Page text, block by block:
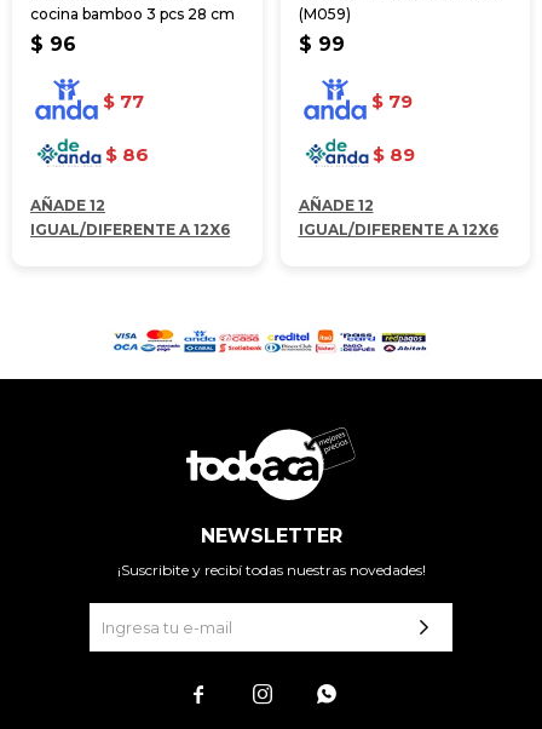
cocina bamboo 3 pcs 28 cm
$ 96
$ 77
$ 86
AÑADE 12
IGUAL/DIFERENTE A 12X6
(M059)
$ 99
$ 79
$ 89
AÑADE 12
IGUAL/DIFERENTE A 12X6
NEWSLETTER
¡Suscribite y recibí todas nuestras novedades!
  